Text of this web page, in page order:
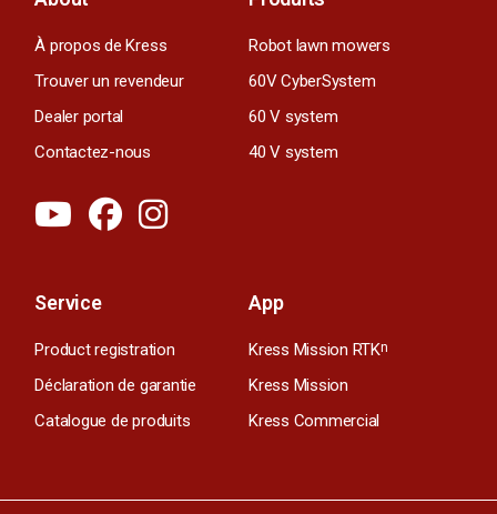
À propos de Kress
Trouver un revendeur
Dealer portal
Contactez-nous
Robot lawn mowers
60V CyberSystem
60 V system
40 V system
Service
Product registration
Déclaration de garantie
Catalogue de produits
App
Kress Mission RTKn
Kress Mission
Kress Commercial